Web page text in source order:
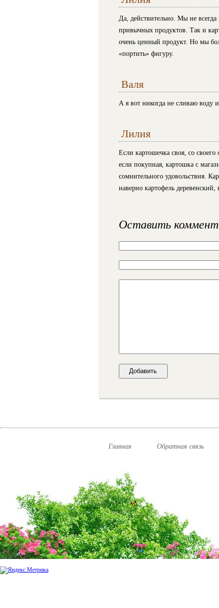
Да, действительно. Мы не
привычных продуктов. Так и
очень ценный продукт. Но мы
«портить» фигуру.
Валя
А я вот никогда не сливаю воду
Лилия
Если картошечка своя, со
если покупная, картошка с
сомнительного удовольствия.
наверно картофель деревенский,
Оставить
Главная Обратная связь